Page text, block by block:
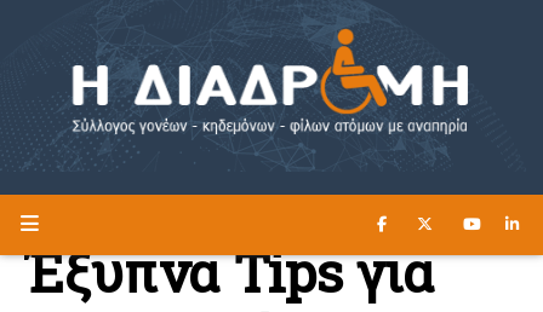
Η ΔΙΑΔΡΟΜΗ ΔΙΑΒΑΣΤΕ ΕΔΩ ►
Έξυπνα Tips για